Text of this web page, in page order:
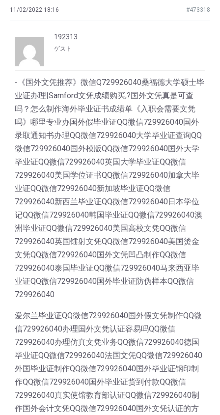
11/02/2022 18:16 #473318
192313
ゲスト
-《国外文凭推荐》微信Q729926040桑福德大学硕士毕
业证办理|Samford文凭成绩购买,?国外文凭真是可查
吗？怎么制作海外毕业证书成绩单《入职会需要文凭
吗》哪里专业办国外假毕业证QQ微信729926040国外
录取通知书办理QQ微信729926040大学毕业证查询QQ
微信729926040国外模版QQ微信729926040国外大学
毕业证QQ微信729926040英国大学毕业证QQ微信
729926040美国学位证书QQ微信729926040加拿大毕
业证QQ微信729926040新加坡毕业证QQ微信
729926040新西兰毕业证QQ微信729926040日本学位
记QQ微信729926040韩国毕业证QQ微信729926040澳
洲毕业证QQ微信729926040美国高校文凭QQ微信
729926040英国镭射文凭QQ微信729926040美国烫金
文凭QQ微信729926040国外文凭凹凸制作QQ微信
729926040泰国毕业证QQ微信729926040马来西亚毕
业证QQ微信729926040国外毕业证防伪样本QQ微信
729926040
爱尔兰毕业证QQ微信729926040国外假文凭制作QQ微
信729926040办理国外文凭认证容易吗QQ微信
729926040办理仿真文凭业务QQ微信729926040德国
毕业证QQ微信729926040法国文凭QQ微信729926040
外国毕业证制作QQ微信729926040国外毕业证钢印制
作QQ微信729926040国外毕业证货到付款QQ微信
729926040真实使馆教育部认证QQ微信729926040制
作国外会计文凭QQ微信729926040国外文凭认证的方